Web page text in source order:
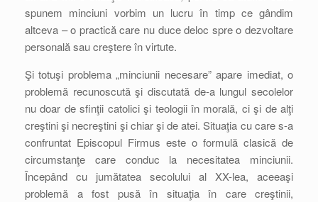
spunem minciuni vorbim un lucru în timp ce gândim
altceva – o practică care nu duce deloc spre o dezvoltare
personală sau creştere în virtute.
Şi totuşi problema „minciunii necesare” apare imediat, o
problemă recunoscută şi discutată de-a lungul secolelor
nu doar de sfinţii catolici şi teologii în morală, ci şi de alţi
creştini şi necreştini şi chiar şi de atei. Situaţia cu care s-a
confruntat Episcopul Firmus este o formulă clasică de
circumstanţe care conduc la necesitatea minciunii.
Începând cu jumătatea secolului al XX-lea, aceeaşi
problemă a fost pusă în situaţia în care creştinii,